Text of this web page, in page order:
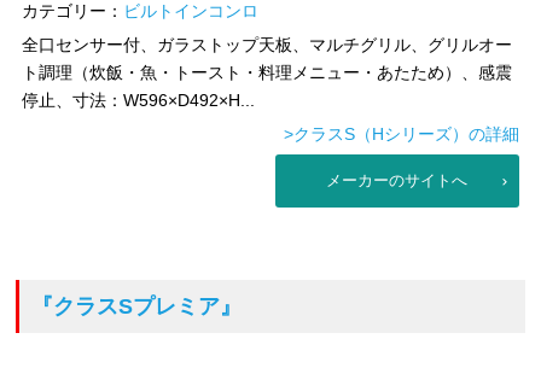
カテゴリー： ビルトインコンロ
全口センサー付、ガラストップ天板、マルチグリル、グリルオー
ト調理（炊飯・魚・トースト・料理メニュー・あたため）、感震
停止、寸法：W596×D492×H...
>クラスS（Hシリーズ）の詳細
メーカーのサイトへ
『クラスSプレミア』